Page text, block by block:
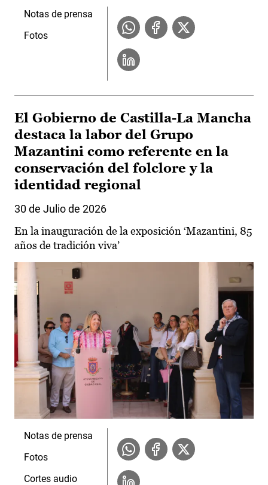
Notas de prensa
Fotos
El Gobierno de Castilla-La Mancha
destaca la labor del Grupo
Mazantini como referente en la
conservación del folclore y la
identidad regional
30 de Julio de 2026
En la inauguración de la exposición ‘Mazantini, 85
años de tradición viva’
Notas de prensa
Fotos
Cortes audio